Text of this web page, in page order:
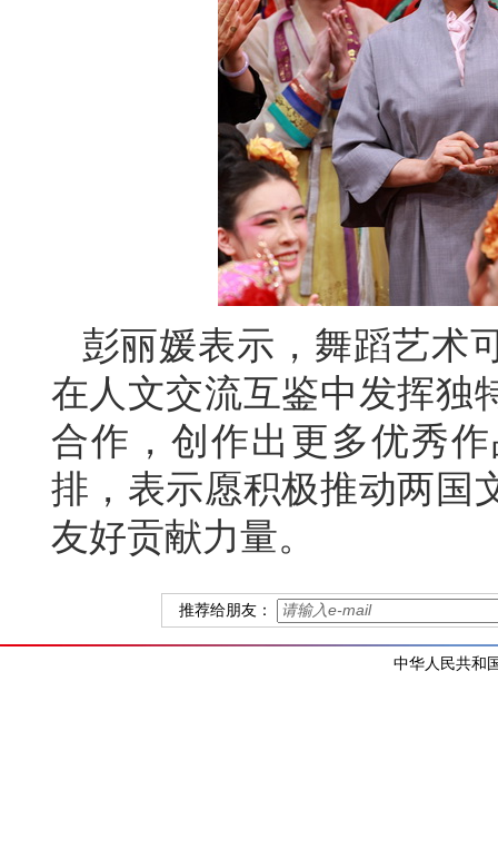
彭丽媛表示，舞蹈艺术
在人文交流互鉴中发挥独
合作，创作出更多优秀
排，表示愿积极推动两国
友好贡献力量。
推荐给朋友：
中华人民共和